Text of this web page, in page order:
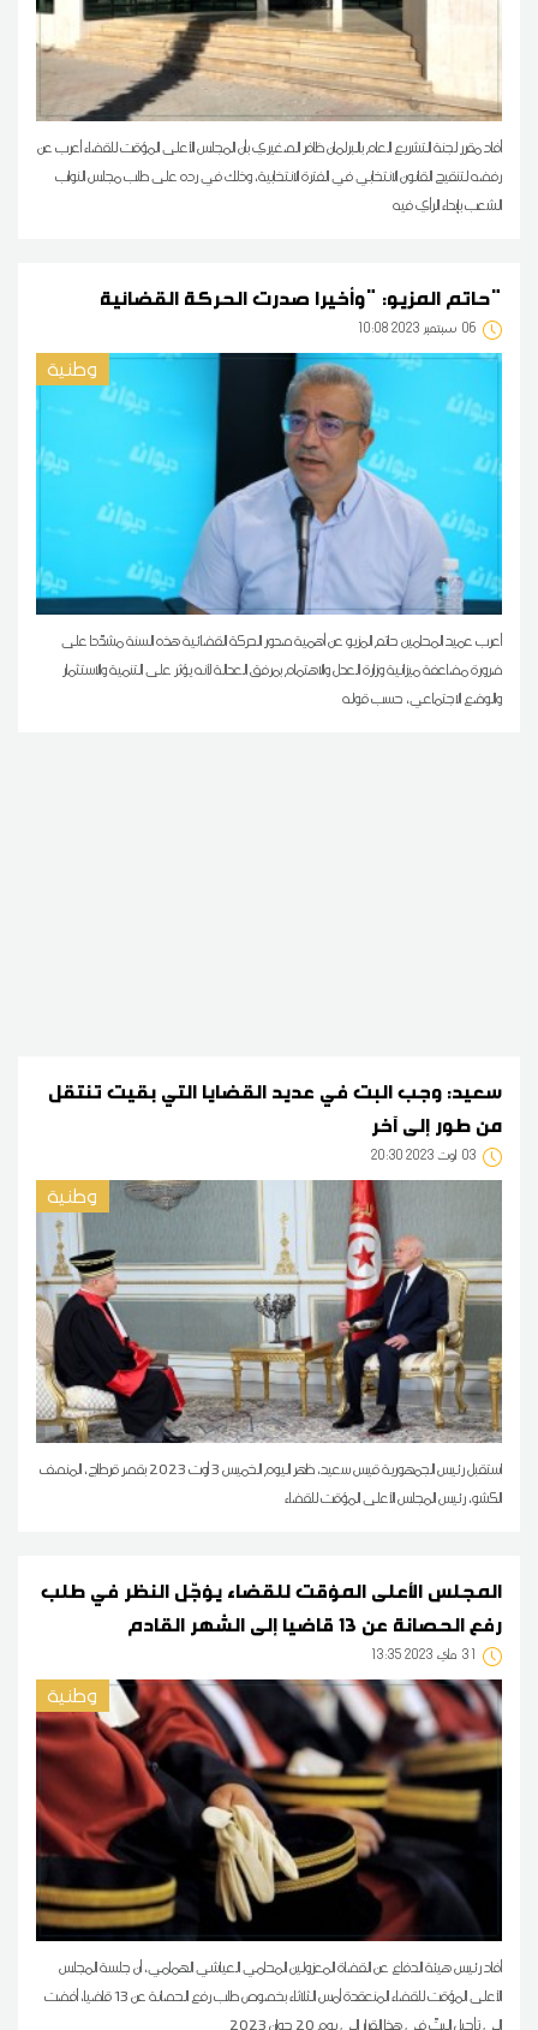
أفاد مقرر لجنة التشريع العام بالبرلمان ظافر الصغيري بأن المجلس الأعلى المؤقت للقضاء أعرب عن
رفضه لتنقيح القانون الانتخابي في الفترة الانتخابية، وذلك في رده على طلب مجلس النواب
الشعب بإبداء الرأي فيه
حاتم المزيو: "وأخيرا صدرت الحركة القضائية"
06 10:08 2023 سبتمبر
وطنية
أعرب عميد المحامين حاتم المزيو عن أهمية صدور الحركة القضائية هذه السنة مشدّدا على
ضرورة مضاعفة ميزانية وزارة العدل والاهتمام بمرفق العدالة لأنه يؤثر على التنمية والاستثمار
والوضع الاجتماعي، حسب قوله
سعيد: وجب البت في عديد القضايا التي بقيت تنتقل
من طور إلى آخر
03 20:30 2023 أوت
وطنية
استقبل رئيس الجمهورية قيس سعيد، ظهر اليوم الخميس 3 أوت 2023 بقصر قرطاج، المنصف
الكشو، رئيس المجلس الأعلى المؤقت للقضاء
المجلس الأعلى المؤقت للقضاء يؤجّل النظر في طلب
رفع الحصانة عن 13 قاضيا إلى الشهر القادم
31 13:35 2023 ماي
وطنية
أفاد رئيس هيئة الدفاع عن القضاة المعزولين المحامي العياشي الهمامي، أن جلسة المجلس
الأعلى المؤقت للقضاء المنعقدة أمس الثلاثاء بخصوص طلب رفع الحصانة عن 13 قاضيا، أفضت
إلى تأجيل البتّ في هذا القرار إلى يوم 20 جوان 2023